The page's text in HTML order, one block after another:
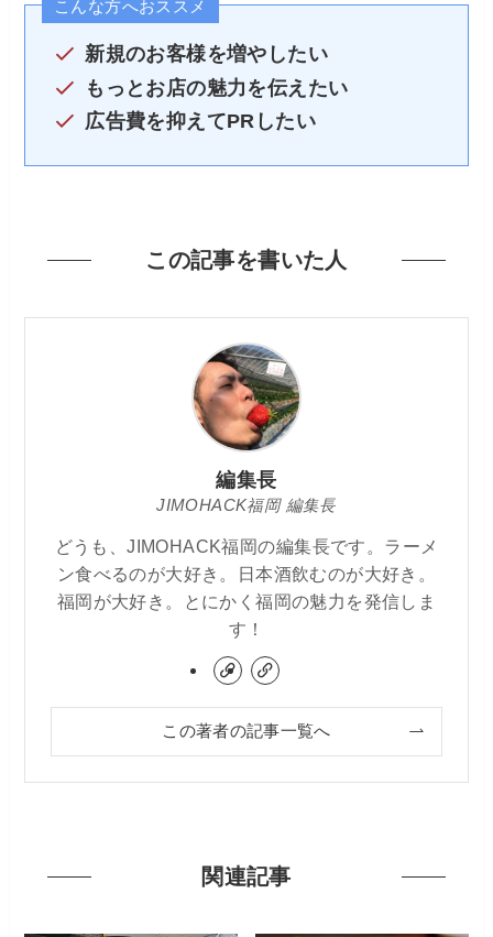
こんな方へおススメ
新規のお客様を増やしたい
もっとお店の魅力を伝えたい
広告費を抑えてPRしたい
この記事を書いた人
編集長
JIMOHACK福岡 編集長
どうも、JIMOHACK福岡の編集長です。ラーメ
ン食べるのが大好き。日本酒飲むのが大好き。
福岡が大好き。とにかく福岡の魅力を発信しま
す！
この著者の記事一覧へ
関連記事